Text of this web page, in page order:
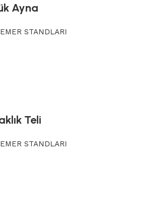
Ayna
STANDLARI
Teli
STANDLARI